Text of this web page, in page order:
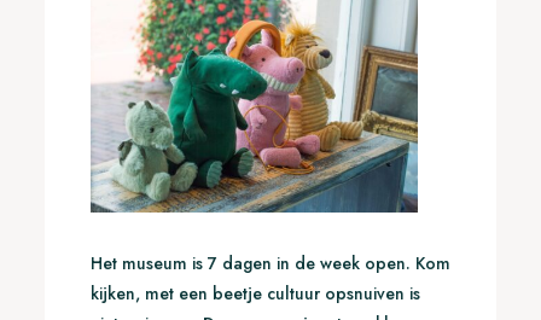
Het museum is 7 dagen in de week open. Kom
kijken, met een beetje cultuur opsnuiven is